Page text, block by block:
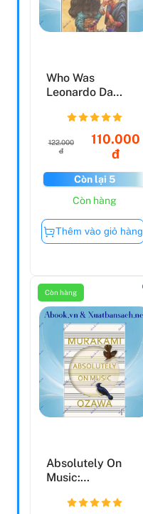
Who Was
Leonardo Da
122.000
đ
110.000
đ
Còn lại 5
Còn hàng
Thêm vào giỏ hàng
Còn hàng
Absolutely On
Music:
With Seiji Ozaw...